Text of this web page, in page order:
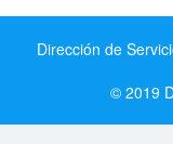
Dirección de
© 2019